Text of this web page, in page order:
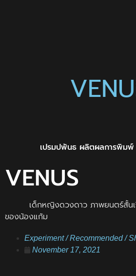
เปรมปพันธ ผลิตผลการพิมพ์
VENUS
เด็กหญิงดวงดาว ภาพยนตร์สั้น
ของน้องแก้ม
Experiment/Recommended/
November 17, 2021